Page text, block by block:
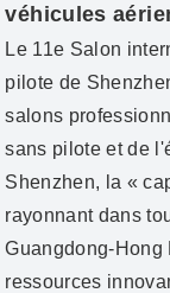
véhicules
Le 11e Salon
pilote de
salons
sans pilote et de
Shenzhen, la «
rayonnant dans
Guangdong-Hong
ressources